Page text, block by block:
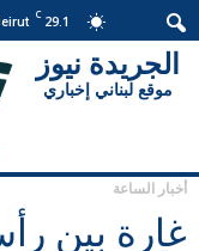
29.1
C
نيوز
الجريدة نيوز
موقع لبناني إخباري
أخبار الساعة
غارة بين